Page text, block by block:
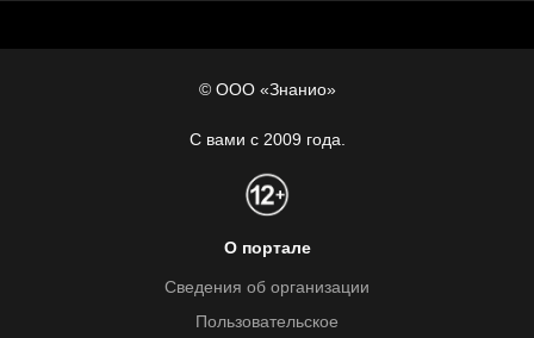
© ООО «Знанио»
С вами с 2009 года.
О портале
Сведения об организации
Пользовательское